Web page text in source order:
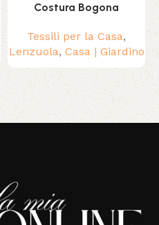
Costura Bogona
Tessili per la Casa,
Lenzuola, Casa | Giardino